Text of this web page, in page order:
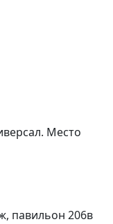
Место
павильон 206в